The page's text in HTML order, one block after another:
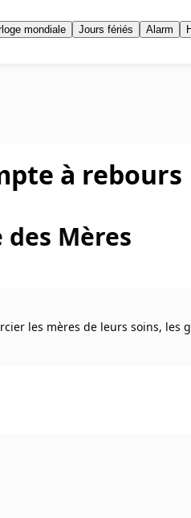
mondiale Jours fériés Alarm
à rebours
des Mères
les mères de leurs soins,